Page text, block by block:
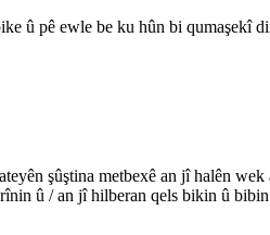
û pê ewle be ku hûn bi qumaşekî
şûştina metbexê an jî halên
û / an jî hilberan qels bikin û